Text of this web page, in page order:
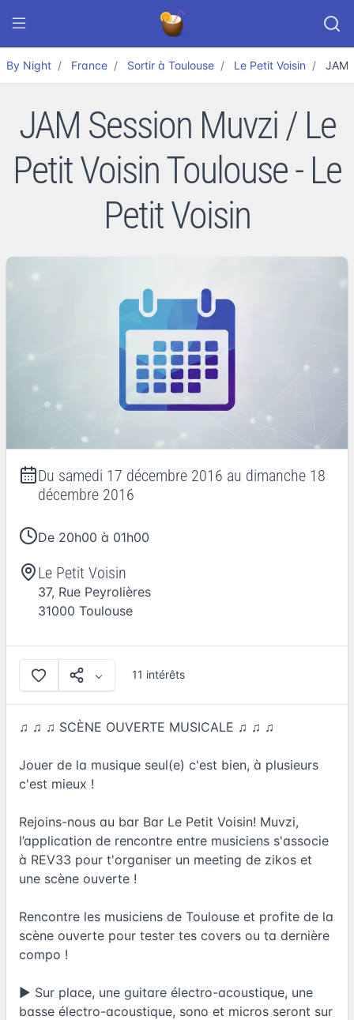
By Night France Sortir à Toulouse Le Petit Voisin JAM
JAM Session Muvzi / Le
Petit Voisin Toulouse - Le
Petit Voisin
Du samedi 17 décembre 2016 au dimanche 18
décembre 2016
De 20h00 à 01h00
Le Petit Voisin
37, Rue Peyrolières
31000 Toulouse
11 intérêts
♫ ♫ ♫ SCÈNE OUVERTE MUSICALE ♫ ♫ ♫
Jouer de la musique seul(e) c'est bien, à plusieurs
c'est mieux !
Rejoins-nous au bar Bar Le Petit Voisin! Muvzi,
l’application de rencontre entre musiciens s'associe
à REV33 pour t'organiser un meeting de zikos et
une scène ouverte !
Rencontre les musiciens de Toulouse et profite de la
scène ouverte pour tester tes covers ou ta dernière
compo !
► Sur place, une guitare électro-acoustique, une
basse électro-acoustique, sono et micros seront sur